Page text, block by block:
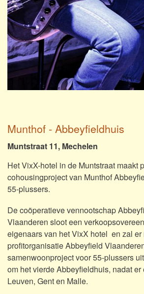
Munthof - Abbeyfieldhuis
Muntstraat 11, Mechelen
Het VixX-hotel in de Muntstraat maakt
cohousingproject van Munthof
55-plussers.
De coöperatieve vennootschap
Vlaanderen sloot een
eigenaars van het VixX hotel en zal er
profitorganisatie Abbeyfield
samenwoonproject voor 55-plussers
om het vierde Abbeyfieldhuis, nadat
Leuven, Gent en Malle.